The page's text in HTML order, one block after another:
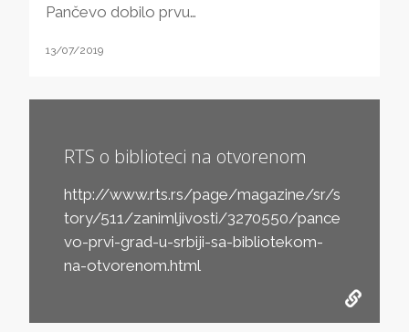
Pančevo dobilo prvu…
13/07/2019
RTS o biblioteci na otvorenom
http://www.rts.rs/page/magazine/sr/s
tory/511/zanimljivosti/3270550/pance
vo-prvi-grad-u-srbiji-sa-bibliotekom-
na-otvorenom.html